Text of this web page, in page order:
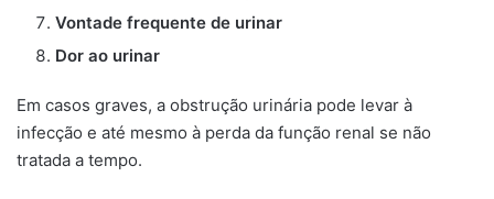
Vontade frequente de urinar
Dor ao urinar
Em casos graves, a obstrução urinária pode levar à
infecção e até mesmo à perda da função renal se não
tratada a tempo.